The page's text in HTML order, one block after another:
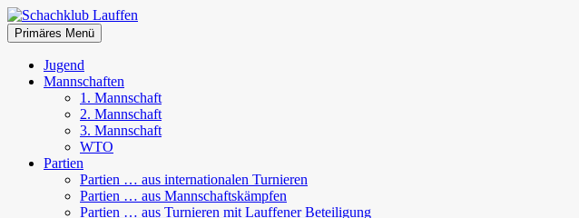
Zum
Inhalt
springen
Schachklub Lauffen
Suchen
Primäres Menü
Jugend
Mannschaften
1. Mannschaft
2. Mannschaft
3. Mannschaft
WTO
Partien
Partien … aus internationalen Turnieren
Partien … aus Mannschaftskämpfen
Partien … aus Turnieren mit Lauffener Beteiligung